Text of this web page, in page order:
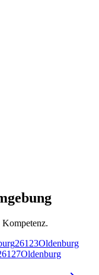
26123Oldenburg
Oldenburg